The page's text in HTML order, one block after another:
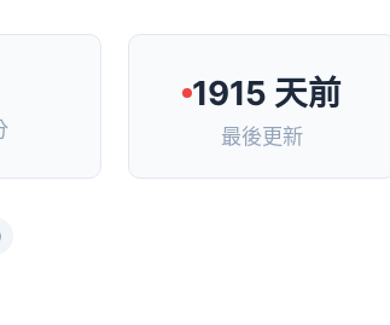
1915 天前
最後更新